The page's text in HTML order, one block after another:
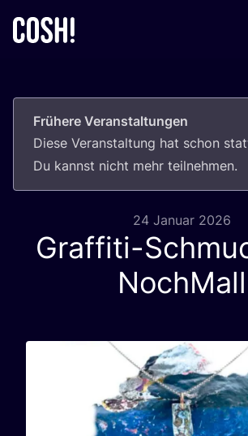
Frühere Veranstaltungen
Die­se Ver­an­stal­tung hat schon
Du kannst nicht mehr teilnehmen.
24 Januar 2026
Graffiti-
NochMall